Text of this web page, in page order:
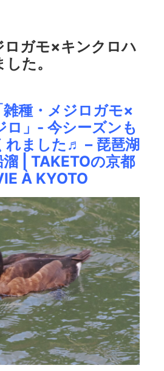
ロガモ×キンクロハ
た。
雑種・メジロガモ×
ロ」- 今シーズンも
れました♬ – 琵琶湖
| TAKETOの京都
À KYOTO